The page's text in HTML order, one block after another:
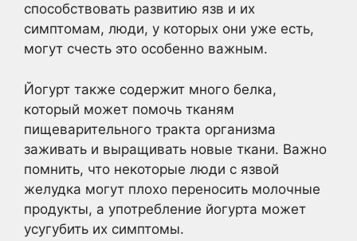
способствовать развитию язв и их
симптомам, люди, у которых они уже есть,
могут счесть это особенно важным.
Йогурт также содержит много белка,
который может помочь тканям
пищеварительного тракта организма
заживать и выращивать новые ткани. Важно
помнить, что некоторые люди с язвой
желудка могут плохо переносить молочные
продукты, а употребление йогурта может
усугубить их симптомы.